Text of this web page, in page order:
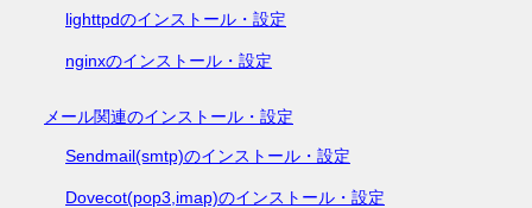
lighttpdのインストール・設定
nginxのインストール・設定
メール関連のインストール・設定
Sendmail(smtp)のインストール・設定
Dovecot(pop3,imap)のインストール・設定